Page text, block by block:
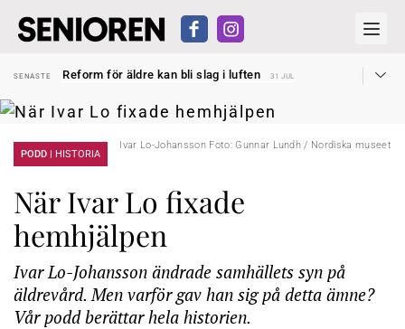
SENASTE
Reform för äldre kan bli slag i luften
31 JUL
SENASTE
Dom öppnar för rätt till garantipension
Snart kan telefonförsäljning förbjudas i Sverige
SENASTE
Liten höjning av garantipensionen
SENASTE
Sven Hagströmer sommarpratar
Ivar Lo-Johansson Foto: Gunnar Lundh / Nordiska museet
PODD | HISTORIA
När Ivar Lo fixade
hemhjälpen
Ivar Lo-Johansson ändrade samhällets syn på
äldrevård. Men varför gav han sig på detta ämne?
Vår podd berättar hela historien.